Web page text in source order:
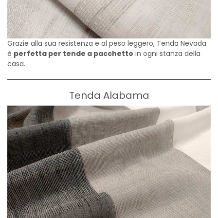
Grazie alla sua resistenza e al peso leggero, Tenda Nevada
è perfetta per tende a pacchetto in ogni stanza della
casa.
Tenda Alabama